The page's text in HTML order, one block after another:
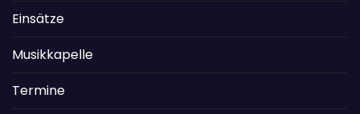
Einsätze
Musikkapelle
Termine